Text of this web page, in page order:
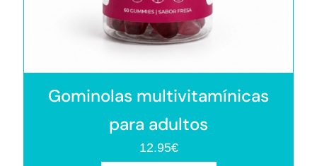
Gominolas multivitamínicas
para adultos
12.95€